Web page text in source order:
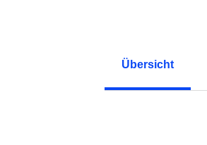
Übersicht